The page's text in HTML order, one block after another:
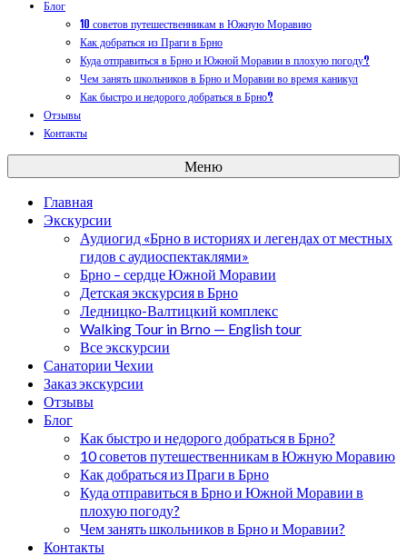
Блог
10 советов путешественникам в Южную Моравию
Как добраться из Праги в Брно
Куда отправиться в Брно и Южной Моравии в плохую погоду?
Чем занять школьников в Брно и Моравии во время каникул
Как быстро и недорого добраться в Брно?
Отзывы
Контакты
Меню
Главная
Экскурсии
Аудиогид «Брно в историях и легендах от местных
гидов с аудиоспектаклями»
Брно – сердце Южной Моравии
Детская экскурсия в Брно
Ледницко-Валтицкий комплекс
Walking Tour in Brno — English tour
Все экскурсии
Санатории Чехии
Заказ экскурсии
Отзывы
Блог
Как быстро и недорого добраться в Брно?
10 советов путешественникам в Южную Моравию
Как добраться из Праги в Брно
Куда отправиться в Брно и Южной Моравии в
плохую погоду?
Чем занять школьников в Брно и Моравии?
Контакты